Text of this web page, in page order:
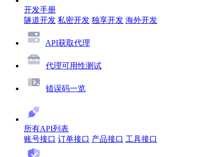
开发手册
隧道开发 私密开发 独享开发 海外开发
API获取代理
代理可用性测试
错误码一览
所有API列表
账号接口 订单接口 产品接口 工具接口